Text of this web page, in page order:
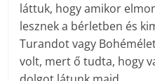
láttuk, hogy amikor
lesznek a bérletben és
Turandot vagy
volt, mert ő tudta, hogy